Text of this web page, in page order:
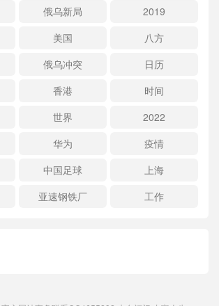
俄乌新局
2019
美国
八方
俄乌冲突
日历
香港
时间
世界
2022
华为
疫情
中国足球
上海
亚速钢铁厂 工作